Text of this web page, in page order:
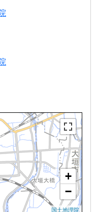
+
−
国土地理院